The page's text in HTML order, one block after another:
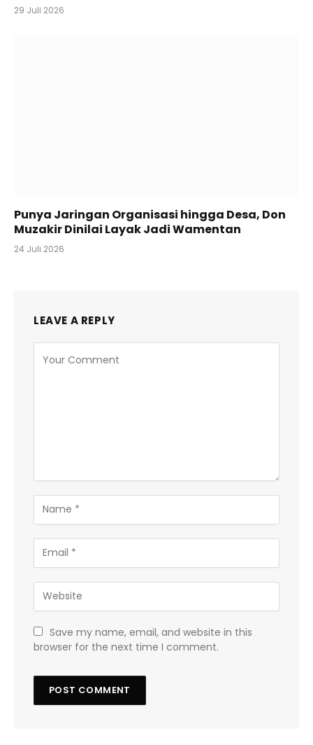
29 Juli 2026
Punya Jaringan Organisasi hingga Desa, Don
Muzakir Dinilai Layak Jadi Wamentan
24 Juli 2026
LEAVE A REPLY
Save my name, email, and website in this
browser for the next time I comment.